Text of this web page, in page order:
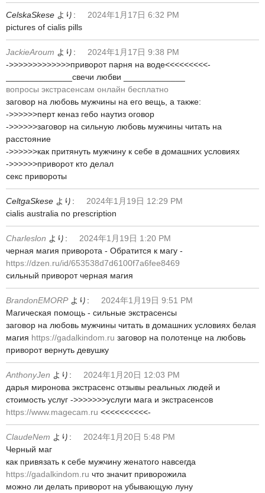
CelskaSkese より:
2024年1月17日 6:32 PM
pictures of cialis pills
JackieAroum より:
2024年1月17日 9:38 PM
->>>>>>>>>>>>>приворот парня на воде<<<<<<<<<-
______________свечи любви _____________
вопросы экстрасенсам онлайн бесплатно
заговор на любовь мужчины на его вещь, а также:
->>>>>>перт кеназ гебо наутиз оговор
->>>>>>заговор на сильную любовь мужчины читать на
расстояние
->>>>>>как притянуть мужчину к себе в домашних условиях
->>>>>>приворот кто делал
секс привороты
CeltgaSkese より:
2024年1月19日 12:29 PM
cialis australia no prescription
Charleslon より:
2024年1月19日 1:20 PM
черная магия приворота - Обратится к магу -
https://dzen.ru/id/653538d7d6100f7a6fee8469
сильный приворот черная магия
BrandonEMORP より:
2024年1月19日 9:51 PM
Магическая помощь - сильные экстрасенсы
заговор на любовь мужчины читать в домашних условиях белая
магия https://gadalkindom.ru заговор на полотенце на любовь
приворот вернуть девушку
AnthonyJen より:
2024年1月20日 12:03 PM
дарья миронова экстрасенс отзывы реальных людей и
стоимость услуг ->>>>>>>услуги мага и экстрасенсов
https://www.magecam.ru <<<<<<<<<<-
ClaudeNem より:
2024年1月20日 5:48 PM
Черный маг
как привязать к себе мужчину женатого навсегда
https://gadalkindom.ru что значит приворожила
можно ли делать приворот на убывающую луну